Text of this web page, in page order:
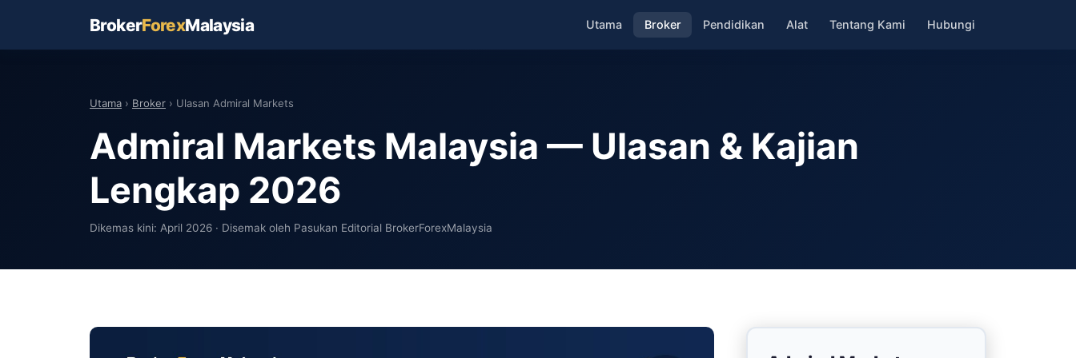
BrokerForexMalaysia Utama Broker Pendidikan Alat Tentang Kami Hubungi
Utama › Broker › Ulasan Admiral Markets
Admiral Markets Malaysia — Ulasan & Kajian
Lengkap 2026
Dikemas kini: April 2026 · Disemak oleh Pasukan Editorial BrokerForexMalaysia